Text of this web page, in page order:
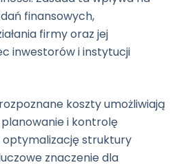
finansowych,
firmy oraz jej
inwestorów i instytucji
koszty umożliwiają
i kontrolę
optymalizację struktury
znaczenie dla